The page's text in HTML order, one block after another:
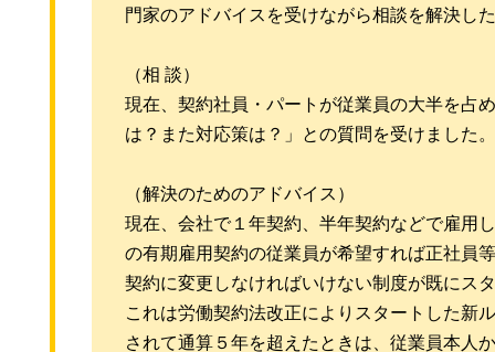
門家のアドバイスを受けながら相談を解決し
（相 談）
現在、契約社員・パートが従業員の大半を占
は？また対応策は？」との質問を受けました。
（解決のためのアドバイス）
現在、会社で１年契約、半年契約などで雇用
の有期雇用契約の従業員が希望すれば正社員
契約に変更しなければいけない制度が既にス
これは労働契約法改正によりスタートした新
されて通算５年を超えたときは、従業員本人